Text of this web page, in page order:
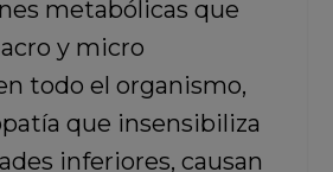
metabólicas que
y micro
todo el organismo,
que insensibiliza
inferiores, causan